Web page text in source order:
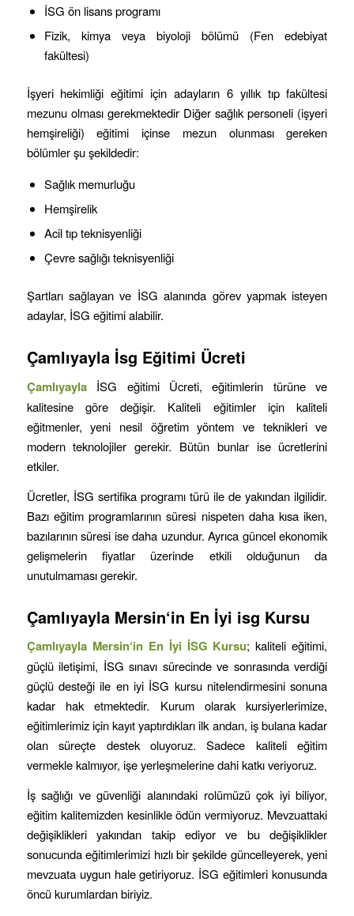
İSG ön lisans programı
Fizik, kimya veya biyoloji bölümü (Fen edebiyat
fakültesi)
İşyeri hekimliği eğitimi için adayların 6 yıllık tıp fakültesi
mezunu olması gerekmektedir Diğer sağlık personeli (işyeri
hemşireliği) eğitimi içinse mezun olunması gereken
bölümler şu şekildedir:
Sağlık memurluğu
Hemşirelik
Acil tıp teknisyenliği
Çevre sağlığı teknisyenliği
Şartları sağlayan ve İSG alanında görev yapmak isteyen
adaylar, İSG eğitimi alabilir.
Çamlıyayla İsg Eğitimi Ücreti
Çamlıyayla İSG eğitimi Ücreti, eğitimlerin türüne ve
kalitesine göre değişir. Kaliteli eğitimler için kaliteli
eğitmenler, yeni nesil öğretim yöntem ve teknikleri ve
modern teknolojiler gerekir. Bütün bunlar ise ücretlerini
etkiler.
Ücretler, İSG sertifika programı türü ile de yakından ilgilidir.
Bazı eğitim programlarının süresi nispeten daha kısa iken,
bazılarının süresi ise daha uzundur. Ayrıca güncel ekonomik
gelişmelerin fiyatlar üzerinde etkili olduğunun da
unutulmaması gerekir.
Çamlıyayla Mersin‘in En İyi isg Kursu
Çamlıyayla Mersin‘in En İyi İSG Kursu; kaliteli eğitimi,
güçlü iletişimi, İSG sınavı sürecinde ve sonrasında verdiği
güçlü desteği ile en iyi İSG kursu nitelendirmesini sonuna
kadar hak etmektedir. Kurum olarak kursiyerlerimize,
eğitimlerimiz için kayıt yaptırdıkları ilk andan, iş bulana kadar
olan süreçte destek oluyoruz. Sadece kaliteli eğitim
vermekle kalmıyor, işe yerleşmelerine dahi katkı veriyoruz.
İş sağlığı ve güvenliği alanındaki rolümüzü çok iyi biliyor,
eğitim kalitemizden kesinlikle ödün vermiyoruz. Mevzuattaki
değişiklikleri yakından takip ediyor ve bu değişiklikler
sonucunda eğitimlerimizi hızlı bir şekilde güncelleyerek, yeni
mevzuata uygun hale getiriyoruz. İSG eğitimleri konusunda
öncü kurumlardan biriyiz.